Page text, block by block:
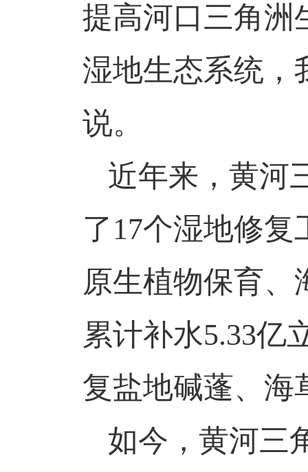
提高河口三角洲
湿地生态系统，
说。
近年来，黄河
了17个湿地修
原生植物保育、
累计补水5.33亿
复盐地碱蓬、海
如今，黄河三